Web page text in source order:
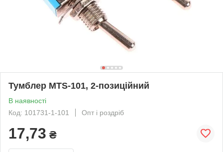
Тумблер MTS-101, 2-позиційний
В наявності
Код: 101731-1-101
Опт і роздріб
17,73 ₴